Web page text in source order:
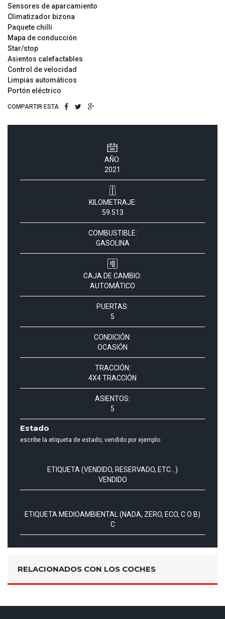
Sensores de aparcamiento
Climatizador bizona
Paquete chilli
Mapa de conducción
Star/stop
Asientos calefactables
Control de velocidad
Limpias automáticos
Portón eléctrico
COMPARTIR ESTA
AÑO:
2021
KILOMETRAJE:
59.513
COMBUSTIBLE:
GASOLINA
CAJA DE CAMBIO:
AUTOMÁTICO
PUERTAS:
5
CONDICIÓN:
OCASIÓN
TRACCIÓN:
4X4 TRACCIÓN
ASIENTOS:
5
Estado
escribe la etiqueta de estado, vendido por ejemplo
ETIQUETA (VENDIDO, RESERVADO, ETC...)
VENDIDO
ETIQUETA MEDIOAMBIENTAL (NADA, ZERO, ECO, C O B)
C
RELACIONADOS CON LOS COCHES